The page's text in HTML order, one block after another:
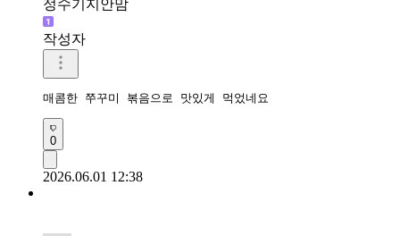
정수기지안맘
작성자
매콤한 쭈꾸미 볶음으로 맛있게 먹었네요
0
2026.06.01 12:38